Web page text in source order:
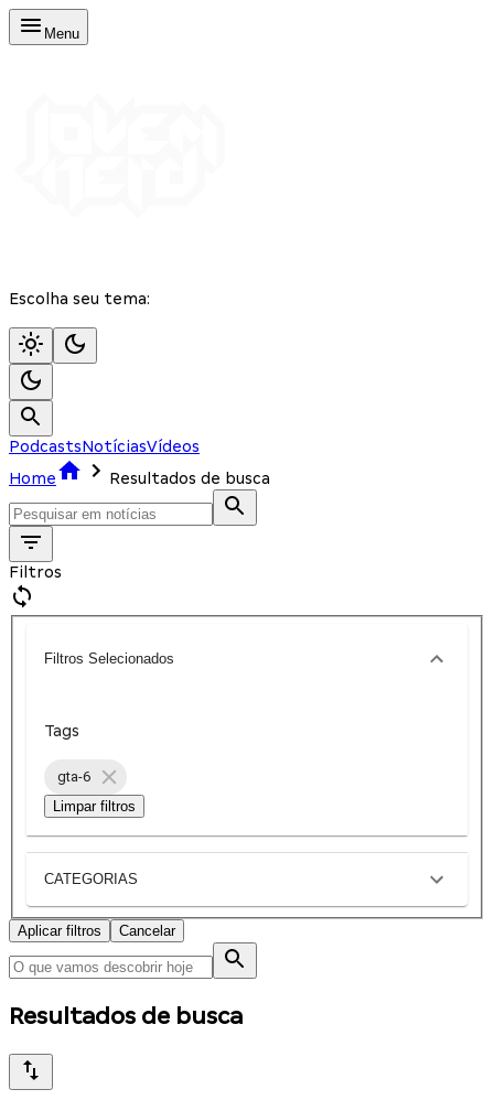
Menu
Escolha seu tema:
PodcastsNotíciasVídeos
Home
Resultados de busca
Filtros
Filtros Selecionados
Tags
gta-6
Limpar filtros
CATEGORIAS
Aplicar filtros Cancelar
Resultados de busca